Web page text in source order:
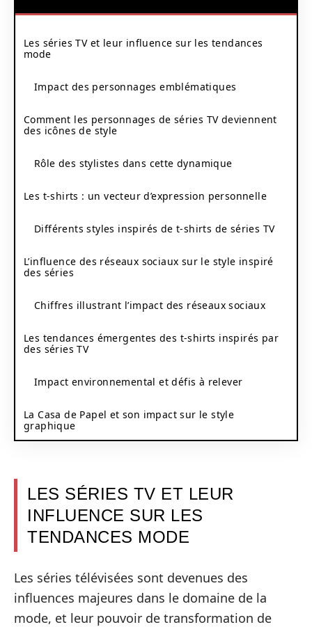
Les séries TV et leur influence sur les tendances
mode
Impact des personnages emblématiques
Comment les personnages de séries TV deviennent
des icônes de style
Rôle des stylistes dans cette dynamique
Les t-shirts : un vecteur d’expression personnelle
Différents styles inspirés de t-shirts de séries TV
L’influence des réseaux sociaux sur le style inspiré
des séries
Chiffres illustrant l’impact des réseaux sociaux
Les tendances émergentes des t-shirts inspirés par
des séries TV
Impact environnemental et défis à relever
La Casa de Papel et son impact sur le style
graphique
LES SÉRIES TV ET LEUR
INFLUENCE SUR LES
TENDANCES MODE
Les séries télévisées sont devenues des
influences majeures dans le domaine de la
mode, et leur pouvoir de transformation de